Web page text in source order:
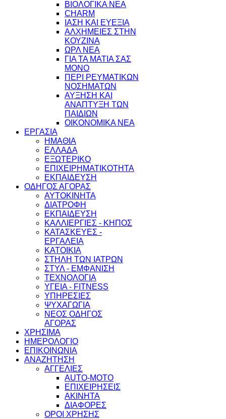
ΒΙΟΛΟΓΙΚΑ ΝΕΑ
CHARM
ΙΑΣΗ ΚΑΙ ΕΥΕΞΙΑ
ΑΛΧΗΜΕΙΕΣ ΣΤΗΝ
ΚΟΥΖΙΝΑ
ΩΡΛ ΝEA
ΓΙΑ ΤΑ ΜΑΤΙΑ ΣΑΣ
ΜΟΝΟ
ΠΕΡΙ ΡΕΥΜΑΤΙΚΩΝ
ΝΟΣΗΜΑΤΩΝ
ΑΥΞΗΣΗ ΚΑΙ
ΑΝΑΠΤΥΞΗ ΤΩΝ
ΠΑΙΔΙΩΝ
ΟΙΚΟΝΟΜΙΚΑ ΝΕΑ
ΕΡΓΑΣΙΑ
ΗΜΑΘΙΑ
ΕΛΛΑΔΑ
ΕΞΩΤΕΡΙΚΟ
ΕΠΙΧΕΙΡΗΜΑΤΙΚΟΤΗΤΑ
ΕΚΠΑΙΔΕΥΣΗ
ΟΔΗΓΟΣ ΑΓΟΡΑΣ
ΑΥΤΟΚΙΝΗΤΑ
ΔΙΑΤΡΟΦΗ
ΕΚΠΑΙΔΕΥΣΗ
ΚΑΛΛΙΕΡΓΙΕΣ - ΚΗΠΟΣ
ΚΑΤΑΣΚΕΥΕΣ -
ΕΡΓΑΛΕΙΑ
ΚΑΤΟΙΚΙΑ
ΣΤΗΛΗ ΤΩΝ ΙΑΤΡΩΝ
ΣΤΥΛ - ΕΜΦΑΝΙΣΗ
ΤΕΧΝΟΛΟΓΙΑ
ΥΓΕΙΑ - FITNESS
ΥΠΗΡΕΣΙΕΣ
ΨΥΧΑΓΩΓΙΑ
ΝΕΟΣ ΟΔΗΓΟΣ
ΑΓΟΡΑΣ
ΧΡΗΣΙΜΑ
ΗΜΕΡΟΛΟΓΙΟ
ΕΠΙΚΟΙΝΩΝΙΑ
ΑΝΑΖΗΤΗΣΗ
ΑΓΓΕΛΙΕΣ
AUTO-MOTO
ΕΠΙΧΕΙΡΗΣΕΙΣ
ΑΚΙΝΗΤΑ
ΔΙΑΦΟΡΕΣ
ΟΡΟΙ ΧΡΗΣΗΣ